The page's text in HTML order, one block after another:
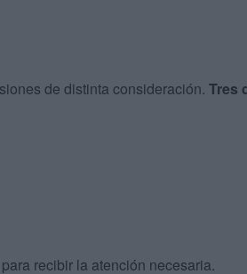
de distinta consideración. Tres
para recibir la atención necesaria.